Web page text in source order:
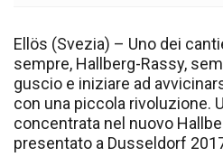
Ellös (Svezia) – Uno dei
sempre, Hallberg-Rassy,
guscio e iniziare ad
con una piccola rivoluzione.
concentrata nel nuovo
presentato a Dusseldorf